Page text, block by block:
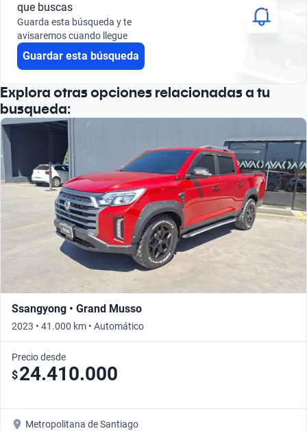
Busca por modelo
Busca por versión
que buscas
Guarda esta búsqueda y te
avisaremos cuando llegue
Guardar esta búsqueda
Explora otras opciones relacionadas a tu
busqueda:
Ssangyong • Grand Musso
2023 • 41.000 km • Automático
Precio desde
$24.410.000
Metropolitana de Santiago